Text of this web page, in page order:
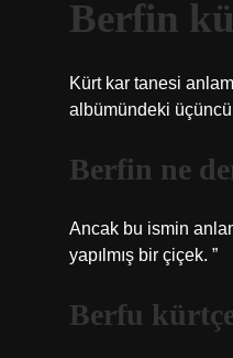
Berfin
Kürt kar tanesi
albümündeki üçüncü
Berfin ne
Ancak bu ismin
yapılmış bir çiçek. ”
Berfu